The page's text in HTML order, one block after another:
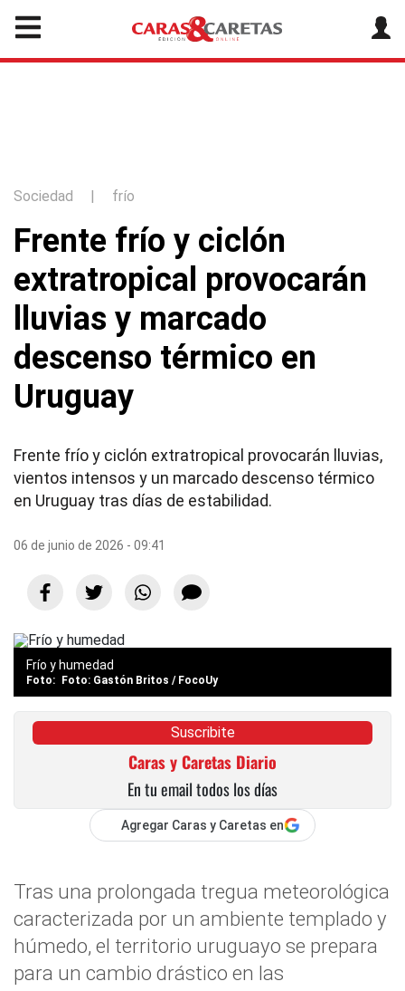
Sociedad | frío
Frente frío y ciclón
extratropical provocarán
lluvias y marcado
descenso térmico en
Uruguay
Frente frío y ciclón extratropical provocarán lluvias,
vientos intensos y un marcado descenso térmico
en Uruguay tras días de estabilidad.
06 de junio de 2026 - 09:41
Frío y humedad
Foto: Gastón Britos / FocoUy
Suscribite
Caras y Caretas Diario
En tu email todos los días
Agregar Caras y Caretas en
Tras una prolongada tregua meteorológica
caracterizada por un ambiente templado y
húmedo, el territorio uruguayo se prepara
para un cambio drástico en las